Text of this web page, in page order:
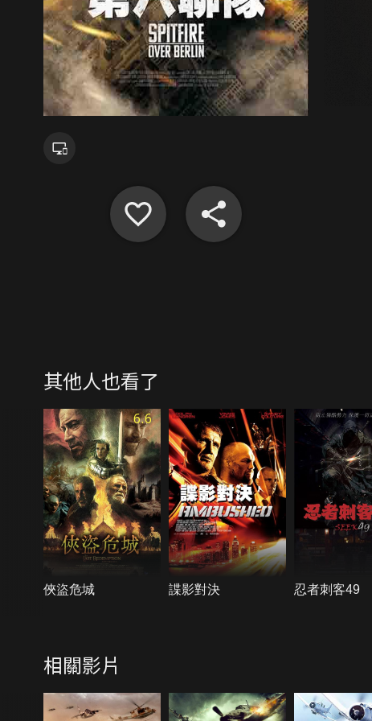
其他人也看了
6.6
俠盜危城 諜影對決 忍者刺客49
相關影片